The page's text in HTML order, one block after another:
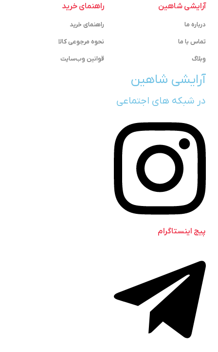
آرایشی شاهین
درباره ما
تماس با ما
وبلاگ
آرایشی شاهین
در شبکه های اجتماعی
پیج اینستاگرام
راهنمای خرید
راهنمای خرید
نحوه مرجوعی کالا
قوانین وب‌سایت